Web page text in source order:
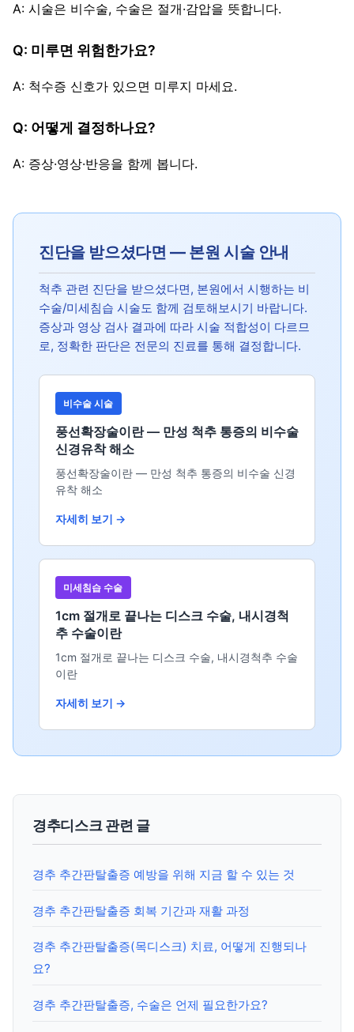
A: 시술은 비수술, 수술은 절개·감압을 뜻합니다.
Q: 미루면 위험한가요?
A: 척수증 신호가 있으면 미루지 마세요.
Q: 어떻게 결정하나요?
A: 증상·영상·반응을 함께 봅니다.
진단을 받으셨다면 — 본원 시술 안내
척추 관련 진단을 받으셨다면, 본원에서 시행하는 비
수술/미세침습 시술도 함께 검토해보시기 바랍니다.
증상과 영상 검사 결과에 따라 시술 적합성이 다르므
로, 정확한 판단은 전문의 진료를 통해 결정합니다.
비수술 시술
풍선확장술이란 — 만성 척추 통증의 비수술
신경유착 해소
풍선확장술이란 — 만성 척추 통증의 비수술 신경
유착 해소
자세히 보기 →
미세침습 수술
1cm 절개로 끝나는 디스크 수술, 내시경척
추 수술이란
1cm 절개로 끝나는 디스크 수술, 내시경척추 수술
이란
자세히 보기 →
경추디스크 관련 글
경추 추간판탈출증 예방을 위해 지금 할 수 있는 것
경추 추간판탈출증 회복 기간과 재활 과정
경추 추간판탈출증(목디스크) 치료, 어떻게 진행되나
요?
경추 추간판탈출증, 수술은 언제 필요한가요?